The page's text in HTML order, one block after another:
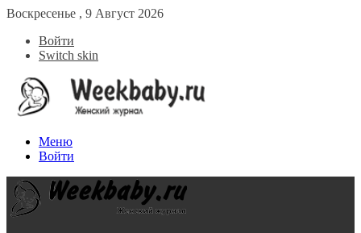
Воскресенье , 9 Август 2026
Войти
Switch skin
Меню
Войти